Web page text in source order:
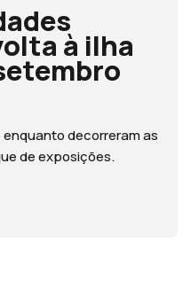
à ilha
decorreram as
de exposições.